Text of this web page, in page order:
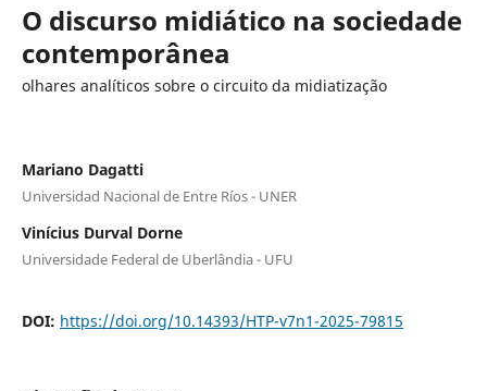
O discurso midiático na sociedade
contemporânea
olhares analíticos sobre o circuito da midiatização
Mariano Dagatti
Universidad Nacional de Entre Ríos - UNER
Vinícius Durval Dorne
Universidade Federal de Uberlândia - UFU
DOI: https://doi.org/10.14393/HTP-v7n1-2025-79815